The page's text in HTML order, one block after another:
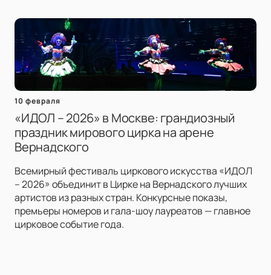
10 февраля
«ИДОЛ – 2026» в Москве: грандиозный
праздник мирового цирка на арене
Вернадского
Всемирный фестиваль циркового искусства «ИДОЛ
– 2026» объединит в Цирке на Вернадского лучших
артистов из разных стран. Конкурсные показы,
премьеры номеров и гала-шоу лауреатов — главное
цирковое событие года.